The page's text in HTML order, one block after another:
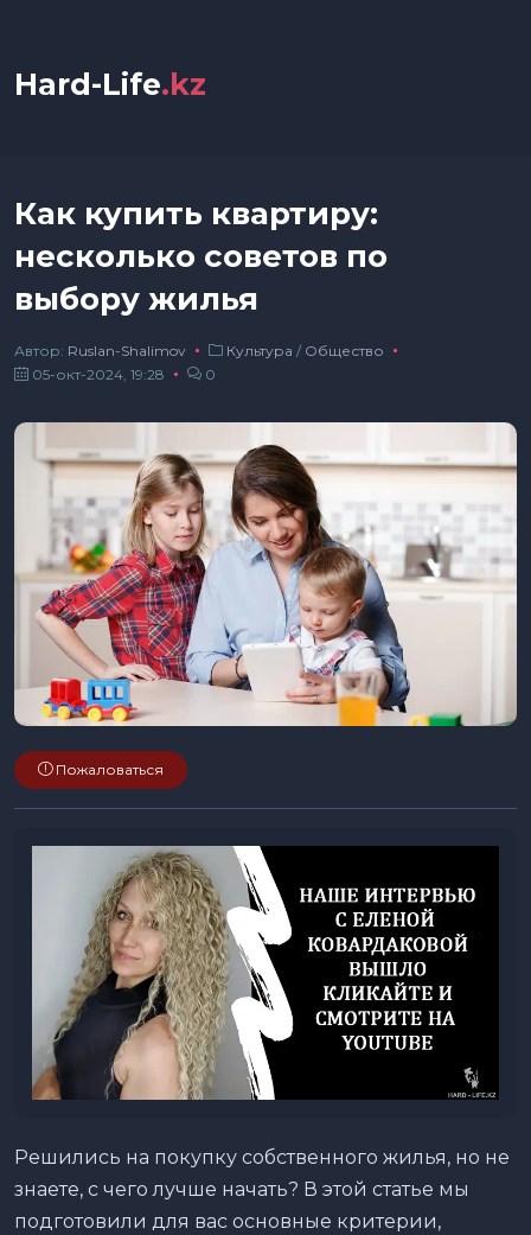
Hard-Life.kz
Как купить квартиру:
несколько советов по
выбору жилья
Автор: Ruslan-Shalimov Культура / Общество
05-окт-2024, 19:28
0
Пожаловаться
Решились на покупку собственного жилья, но не
знаете, с чего лучше начать? В этой статье мы
подготовили для вас основные критерии,